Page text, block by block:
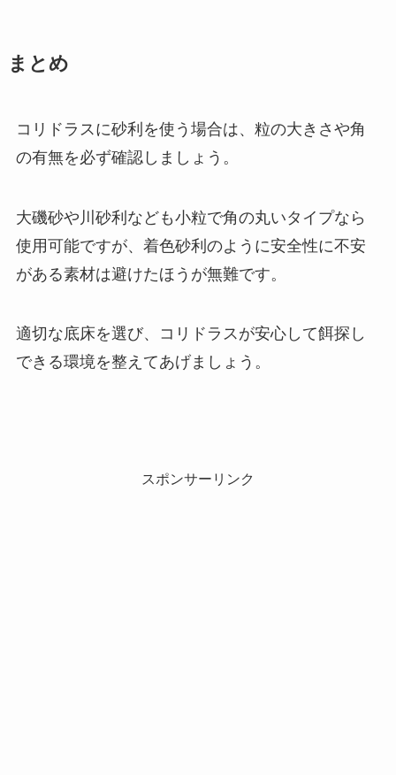
まとめ
コリドラスに砂利を使う場合は、粒の大きさや角
の有無を必ず確認しましょう。
大磯砂や川砂利なども小粒で角の丸いタイプなら
使用可能ですが、着色砂利のように安全性に不安
がある素材は避けたほうが無難です。
適切な底床を選び、コリドラスが安心して餌探し
できる環境を整えてあげましょう。
スポンサーリンク